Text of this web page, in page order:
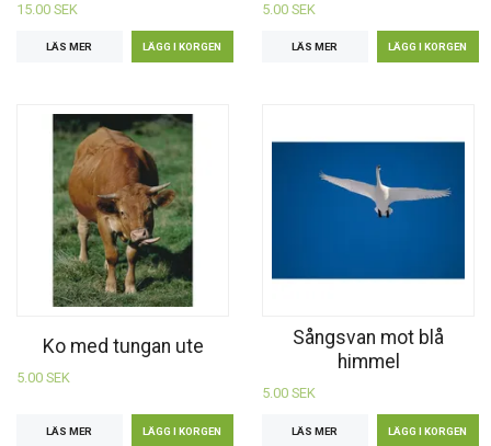
15.00 SEK
LÄS MER
5.00 SEK
LÄS MER
Ko med tungan ute
5.00 SEK
LÄS MER
Sångsvan mot blå
himmel
5.00 SEK
LÄS MER